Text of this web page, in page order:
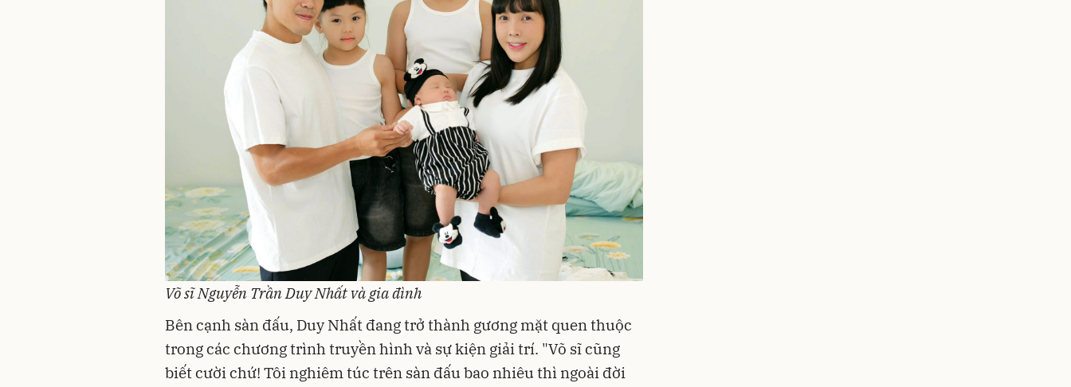
Võ sĩ Nguyễn Trần Duy Nhất và gia đình
Bên cạnh sàn đấu, Duy Nhất đang trở thành gương mặt quen thuộc
trong các chương trình truyền hình và sự kiện giải trí. "Võ sĩ cũng
biết cười chứ! Tôi nghiêm túc trên sàn đấu bao nhiêu thì ngoài đời